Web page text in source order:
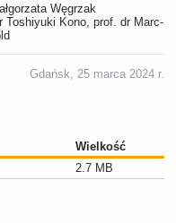
Węgrzak
Toshiyuki Kono, prof. dr Marc-
Gdańsk, 25 marca 2024 r.
Wielkość
2.7 MB